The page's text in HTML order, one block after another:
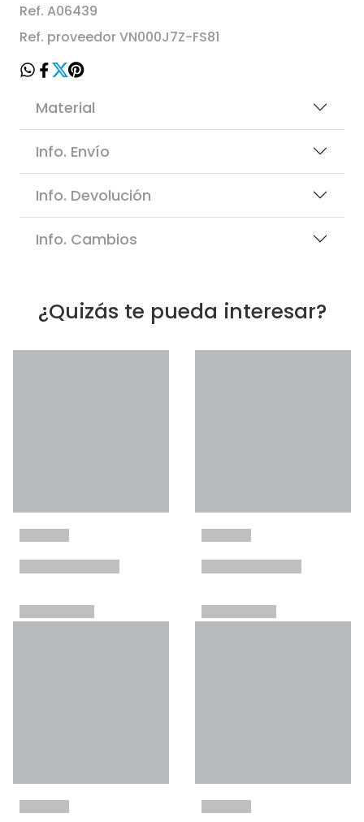
Ref. A06439
Ref. proveedor VN000J7Z-FS81
Material
Info. Envío
Info. Devolución
Info. Cambios
¿Quizás te pueda interesar?